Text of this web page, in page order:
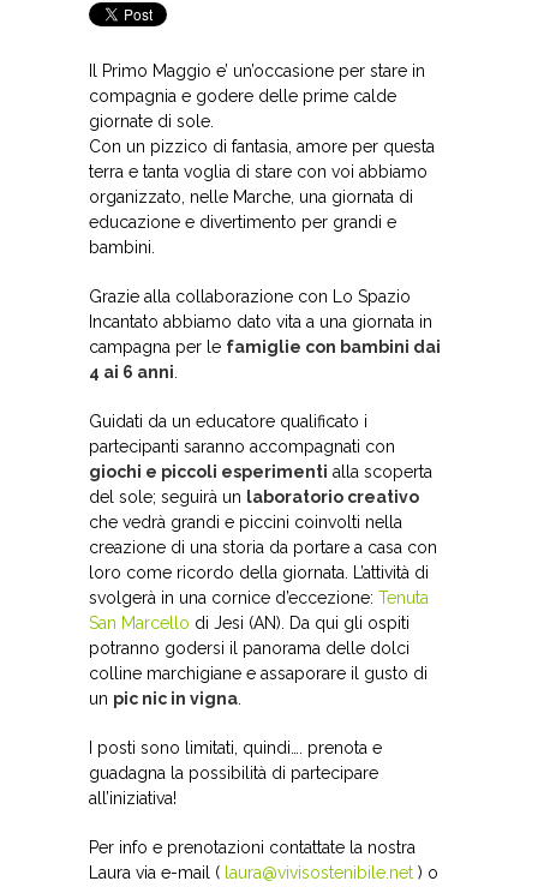
Il Primo Maggio e’ un’occasione per stare in
compagnia e godere delle prime calde
giornate di sole.
Con un pizzico di fantasia, amore per questa
terra e tanta voglia di stare con voi abbiamo
organizzato, nelle Marche, una giornata di
educazione e divertimento per grandi e
bambini.
Grazie alla collaborazione con Lo Spazio
Incantato abbiamo dato vita a una giornata in
campagna per le famiglie con bambini dai
4 ai 6 anni
Guidati da un educatore qualificato i
partecipanti saranno accompagnati con
giochi e piccoli esperimenti alla scoperta
del sole; seguirà un laboratorio creativo
che vedrà grandi e piccini coinvolti nella
creazione di una storia da portare a casa con
loro come ricordo della giornata. L’attività di
svolgerà in una cornice d’eccezione: Tenuta
San Marcello di Jesi (AN). Da qui gli ospiti
potranno godersi il panorama delle dolci
colline marchigiane e assaporare il gusto di
un pic nic in vigna
I posti sono limitati, quindi…. prenota e
guadagna la possibilità di partecipare
all’iniziativa!
Per info e prenotazioni contattate la nostra
Laura via e-mail ( laura@vivisostenibile.net ) o